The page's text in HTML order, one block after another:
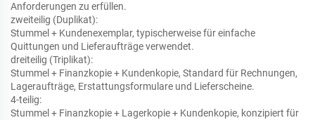
Anforderungen zu erfüllen.
zweiteilig (Duplikat):
Stummel + Kundenexemplar, typischerweise für einfache
Quittungen und Lieferaufträge verwendet.
dreiteilig (Triplikat):
Stummel + Finanzkopie + Kundenkopie, Standard für Rechnungen,
Lageraufträge, Erstattungsformulare und Lieferscheine.
4-teilig:
Stummel + Finanzkopie + Lagerkopie + Kundenkopie, konzipiert für